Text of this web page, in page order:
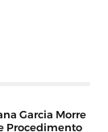
Garcia Morre
Procedimento